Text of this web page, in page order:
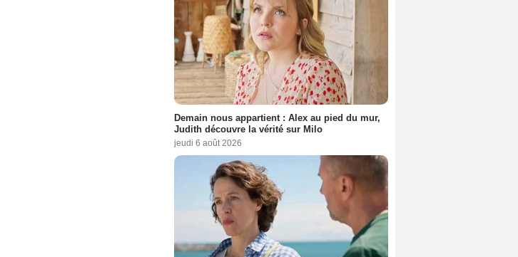
Demain nous appartient : Alex au pied du mur,
Judith découvre la vérité sur Milo
jeudi 6 août 2026